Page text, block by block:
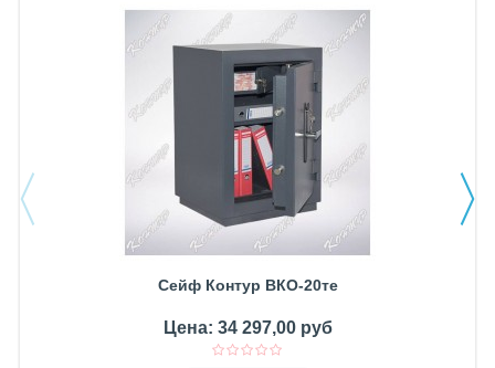
Сейф Контур ВКО-20те
Цена: 34 297,00 руб